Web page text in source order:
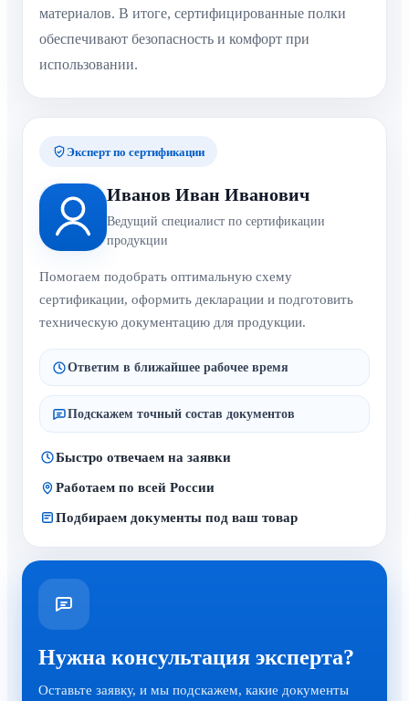
материалов. В итоге, сертифицированные полки
обеспечивают безопасность и комфорт при
использовании.
Эксперт по сертификации
Иванов Иван Иванович
Ведущий специалист по сертификации
продукции
Помогаем подобрать оптимальную схему
сертификации, оформить декларации и подготовить
техническую документацию для продукции.
Ответим в ближайшее рабочее время
Подскажем точный состав документов
Быстро отвечаем на заявки
Работаем по всей России
Подбираем документы под ваш товар
Нужна консультация эксперта?
Оставьте заявку, и мы подскажем, какие документы